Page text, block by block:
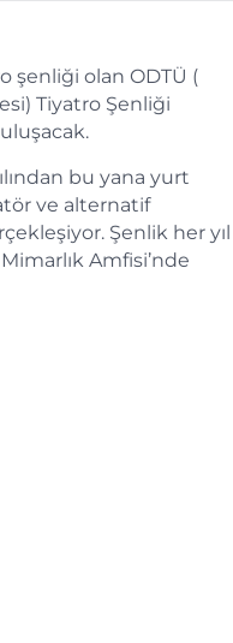
şenliği olan ODTÜ (
Tiyatro Şenliği
bu yana yurt
ve alternatif
Şenlik her yıl
Amfisi’nde